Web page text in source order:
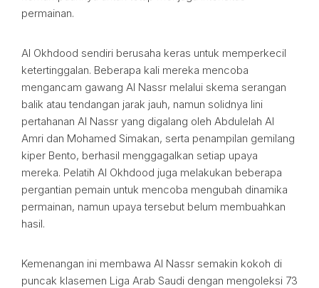
permainan.
Al Okhdood sendiri berusaha keras untuk memperkecil
ketertinggalan. Beberapa kali mereka mencoba
mengancam gawang Al Nassr melalui skema serangan
balik atau tendangan jarak jauh, namun solidnya lini
pertahanan Al Nassr yang digalang oleh Abdulelah Al
Amri dan Mohamed Simakan, serta penampilan gemilang
kiper Bento, berhasil menggagalkan setiap upaya
mereka. Pelatih Al Okhdood juga melakukan beberapa
pergantian pemain untuk mencoba mengubah dinamika
permainan, namun upaya tersebut belum membuahkan
hasil.
Kemenangan ini membawa Al Nassr semakin kokoh di
puncak klasemen Liga Arab Saudi dengan mengoleksi 73